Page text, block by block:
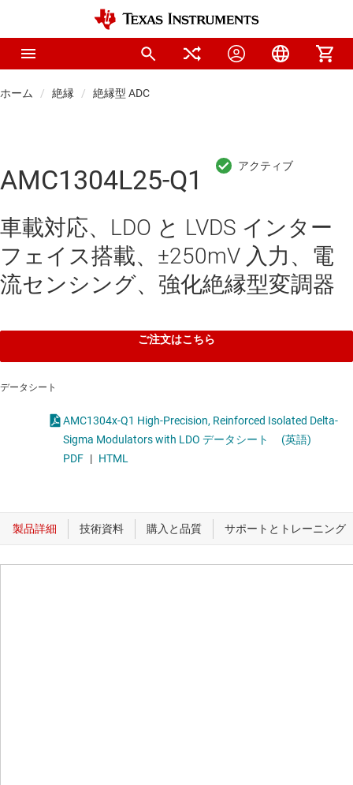
ホーム 絶縁 絶縁型 ADC
AMC1304L25-Q1
車載対応、LDO と LVDS インター
フェイス搭載、±250mV 入力、電
流センシング、強化絶縁型変調器
ご注文はこちら
データシート
AMC1304x-Q1 High-Precision, Reinforced Isolated Delta-
Sigma Modulators with LDO データシート
(英語)
PDF | HTML